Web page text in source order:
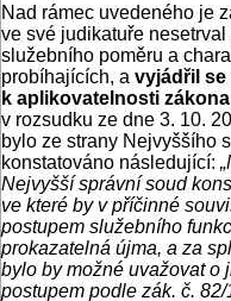
Nad rámec uvedeného je
ve své judikatuře
služebního poměru a
probíhajících, a vyjádřil se
k aplikovatelnosti
v rozsudku ze dne 3. 10.
bylo ze strany Nejvyššího
konstatováno následující:
Nejvyšší správní soud
ve které by v příčinné
postupem služebního
prokazatelná újma, a za
bylo by možné uvažovat o
postupem podle zák. č.